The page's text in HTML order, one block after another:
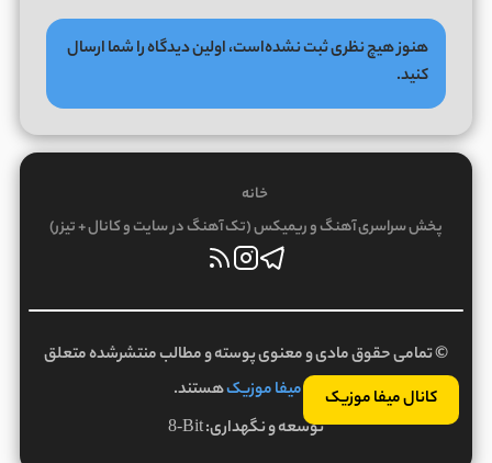
کانال میفا موزیک
هنوز هیچ نظری ثبت نشده‌است، اولین دیدگاه را شما ارسال
کنید.
خانه
پخش سراسری آهنگ و ریمیکس (تک آهنگ در سایت و کانال + تیزر)
© تمامی حقوق مادی و معنوی پوسته و مطالب منتشرشده متعلق
بهمیفا موزیکهستند.
توسعه و نگهداری:8-Bit